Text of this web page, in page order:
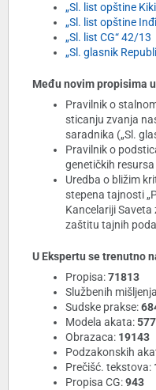
„Sl. list opštine
„Sl. list opštine
„Sl. list CG“ 42/13
„Sl. glasnik
Među novim propisima
Pravilnik o
sticanju zvanja
saradnika („Sl.
Pravilnik o
genetičkih resursa
Uredba o bližim
stepena tajnosti
Kancelariji
zaštitu tajnih
U Ekspertu se trenutno
Propisa:71813
Službenih
Sudske prakse:
Modela akata:577
Obrazaca: 19143
Podzakonskih
Prečišć. tekstova:
Propisa CG:943